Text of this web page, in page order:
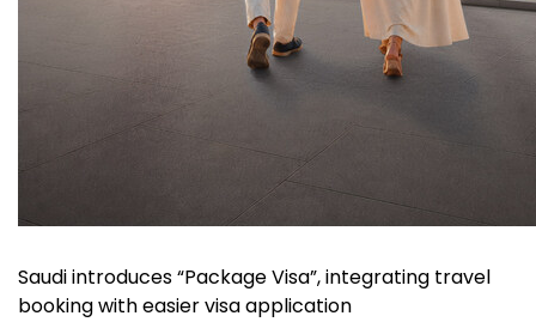
Saudi introduces “Package Visa”, integrating travel
booking with easier visa application